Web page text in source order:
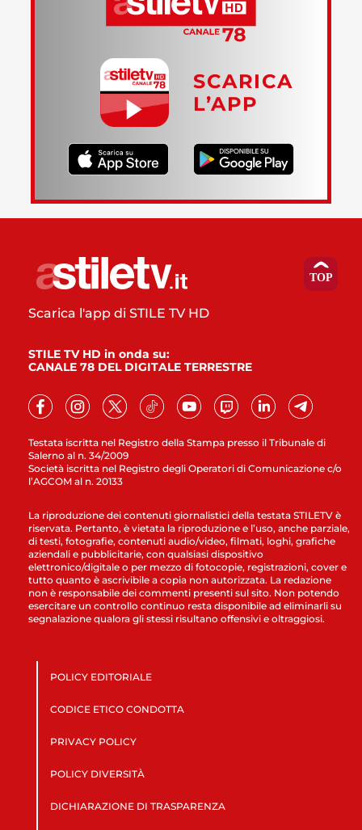
SCARICA
L’APP
Testata iscritta nel Registro della Stampa presso il Tribunale di
Salerno al n. 34/2009
Società iscritta nel Registro degli Operatori di Comunicazione c/o
l’AGCOM al n. 20133
Scarica l'app di STILE TV HD
STILE TV HD in onda su:
CANALE 78 DEL DIGITALE TERRESTRE
La riproduzione dei contenuti giornalistici della testata STILETV è
riservata. Pertanto, è vietata la riproduzione e l’uso, anche parziale,
di testi, fotografie, contenuti audio/video, filmati, loghi, grafiche
aziendali e pubblicitarie, con qualsiasi dispositivo
elettronico/digitale o per mezzo di fotocopie, registrazioni, cover e
tutto quanto è ascrivibile a copia non autorizzata. La redazione
non è responsabile dei commenti presenti sul sito. Non potendo
esercitare un controllo continuo resta disponibile ad eliminarli su
segnalazione qualora gli stessi risultano offensivi e oltraggiosi.
POLICY EDITORIALE
CODICE ETICO CONDOTTA
PRIVACY POLICY
POLICY DIVERSITÀ
DICHIARAZIONE DI TRASPARENZA